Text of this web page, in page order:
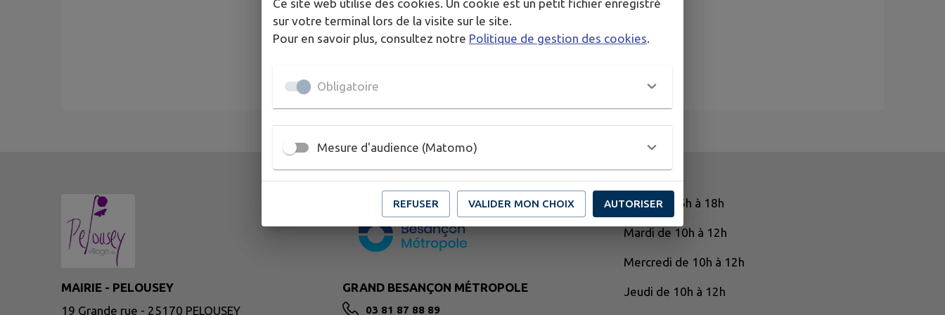
MAIRIE - PELOUSEY
19 Grande rue - 25170 PELOUSEY
GRAND BESANÇON MÉTROPOLE
03 81 87 88 89
Lundi de 16h à 18h
Mardi de 10h à 12h
Mercredi de 10h à 12h
Jeudi de 10h à 12h
Ce site web utilise des cookies. Un cookie est un petit fichier enregistré
sur votre terminal lors de la visite sur le site.
Pour en savoir plus, consultez notre Politique de gestion des cookies
Obligatoire
Mesure d'audience (Matomo)
REFUSER VALIDER MON CHOIX AUTORISER